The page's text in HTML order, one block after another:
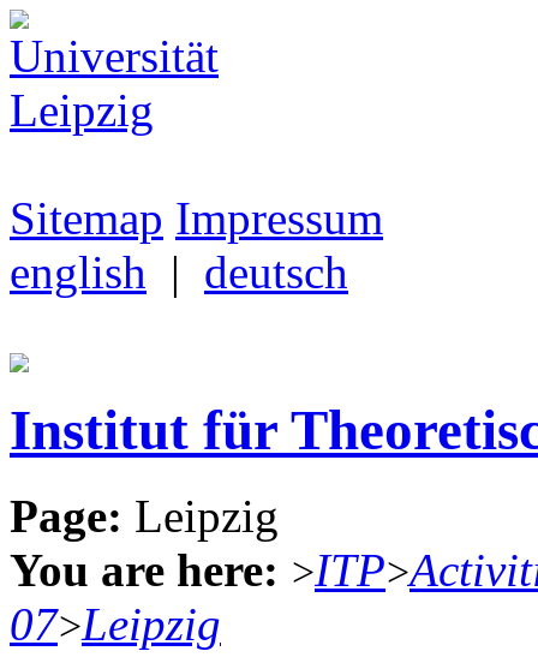
Sitemap Impressum
english | deutsch
Institut für
Page: Leipzig
You are here: >ITP>
07>Leipzig